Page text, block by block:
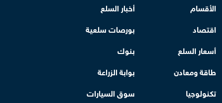
الأقسام
أخبار السلع
اقتصاد
بورصات سلعية
أسعار السلع
بنوك
طاقة ومعادن
بوابة الزراعة
تكنولوجيا
سوق السيارات